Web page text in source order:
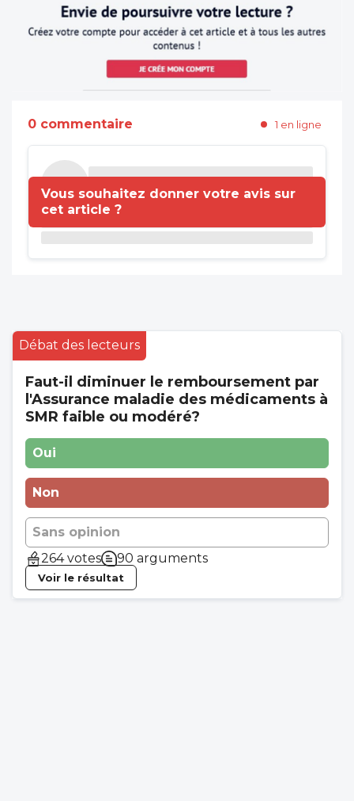
0 commentaire 1 en ligne
Vous souhaitez donner votre avis sur
cet article ?
Débat des lecteurs
Faut-il diminuer le remboursement par
l'Assurance maladie des médicaments à
SMR faible ou modéré?
Oui
Non
Sans opinion
264 votes
90 arguments
Voir le résultat